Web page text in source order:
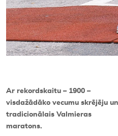
Ar rekordskaitu – 1900 –
visdažādāko vecumu skrējēju
tradicionālais Valmieras
maratons.